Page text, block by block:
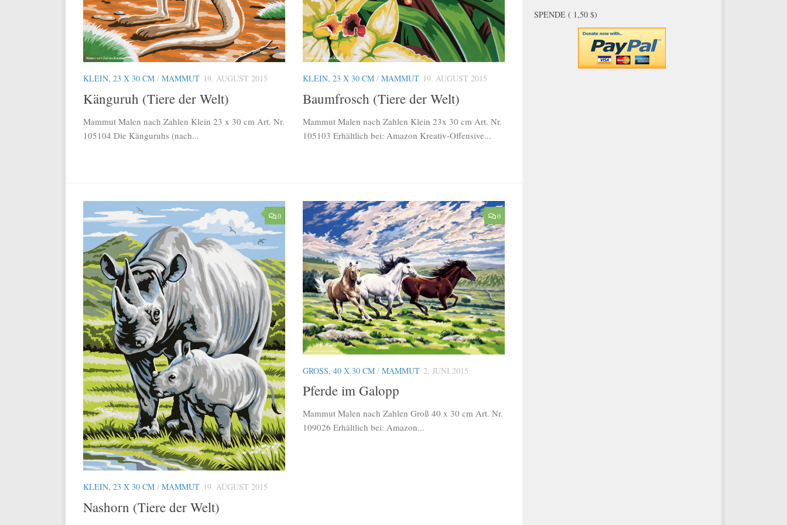
KLEIN, 23 X 30 CM / MAMMUT 19. AUGUST 2015
Känguruh (Tiere der Welt)
Mammut Malen nach Zahlen Klein 23 x 30 cm Art. Nr.
105104 Die Känguruhs (nach...
KLEIN, 23 X 30 CM / MAMMUT 19. AUGUST 2015
Baumfrosch (Tiere der Welt)
Mammut Malen nach Zahlen Klein 23x 30 cm Art. Nr.
105103 Erhältlich bei: Amazon Kreativ-Offensive...
0
KLEIN, 23 X 30 CM / MAMMUT 19. AUGUST 2015
Nashorn (Tiere der Welt)
0
GROSS, 40 X 30 CM / MAMMUT 2. JUNI 2015
Pferde im Galopp
Mammut Malen nach Zahlen Groß 40 x 30 cm Art. Nr.
109026 Erhältlich bei: Amazon...
SPENDE ( 1,50 $)